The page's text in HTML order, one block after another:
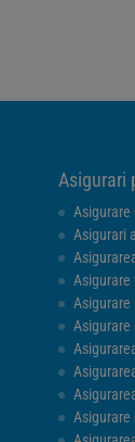
Asigurari
Asigurare
Asigurari
Asigurare
Asigurare